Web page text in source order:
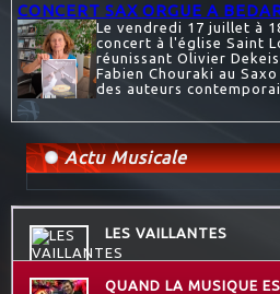
CONCERT SAX ORGUE A
Le vendredi 17 juillet à
concert à l'église Saint
réunissant Olivier
Fabien Chouraki au
des auteurs
Actu Musicale
LES VAILLANTES
QUAND LA MUSIQUE